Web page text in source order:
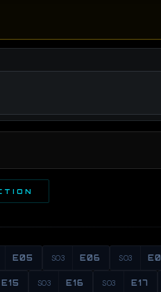
E05 S03 E06 S03
E15 S03 E16 S03 E17